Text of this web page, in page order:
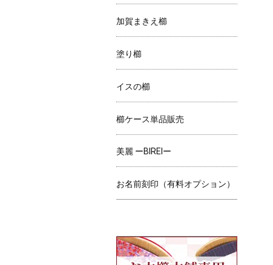
加賀まきえ櫛
塗り櫛
イスの櫛
櫛ケース単品販売
美麗 ーBIREIー
お名前刻印（有料オプション）